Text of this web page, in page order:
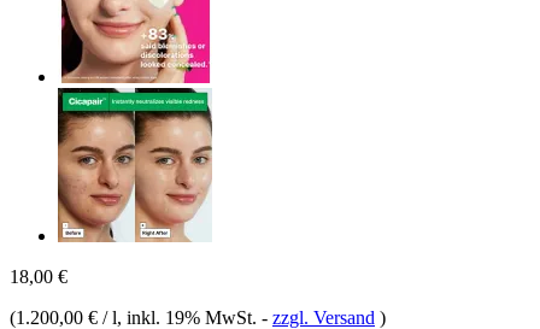
18,00 €
(1.200,00 € / l, inkl. 19% MwSt. - zzgl. Versand )